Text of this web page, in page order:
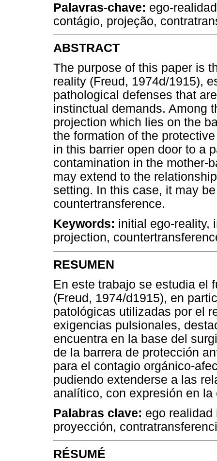
Palavras-chave: ego-
contágio, projeção,
ABSTRACT
The purpose of this paper is
reality (Freud, 1974d/1915),
pathological defenses that
instinctual demands. Among
projection which lies on the
the formation of the
in this barrier open door to a
contamination in the mother-
may extend to the
setting. In this case, it may
countertransference.
Keywords: initial ego-reality,
projection,
RESUMEN
En este trabajo se estudia el
(Freud, 1974/d1915), en
patológicas utilizadas por el
exigencias pulsionales,
encuentra en la base del
de la barrera de protección
para el contagio orgánico-
pudiendo extenderse a las
analítico, con expresión en
Palabras clave: ego
proyección,
RÉSUMÉ